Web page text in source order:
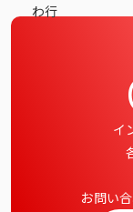
商品／サー
施策実行に
モニタリン
わ行
イ
お問い